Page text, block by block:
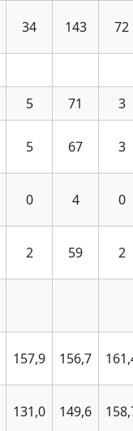
34 143 72
5 71
3
5 67 3
0 4 0
2 59 2
157,9 156,7
131,0 149,6